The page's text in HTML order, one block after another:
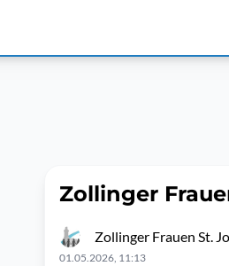
Zollinger
Zollinger Frauen St.
01.05.2026, 11:13